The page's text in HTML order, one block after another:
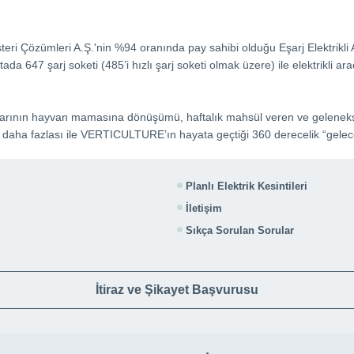
Çözümleri A.Ş.'nin %94 oranında pay sahibi olduğu Eşarj Elektrikli
647 şarj soketi (485’i hızlı şarj soketi olmak üzere) ile elektrikli
hayvan mamasına dönüşümü, haftalık mahsül veren ve
fazlası ile VERTICULTURE’ın hayata geçtiği 360 derecelik
Planlı Elektrik Kesintileri
İletişim
Sıkça Sorulan Sorular
İtiraz ve Şikayet Başvurusu